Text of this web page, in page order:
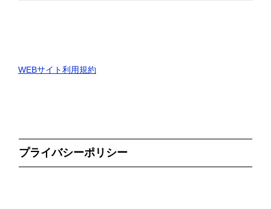
WEBサイト利用規約
プライバシーポリシー